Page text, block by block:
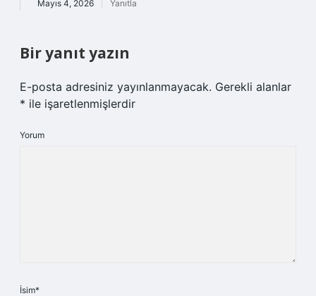
Mayıs 4, 2026 Yanıtla
Bir yanıt yazın
E-posta adresiniz yayınlanmayacak. Gerekli alanlar
* ile işaretlenmişlerdir
Yorum
İsim*